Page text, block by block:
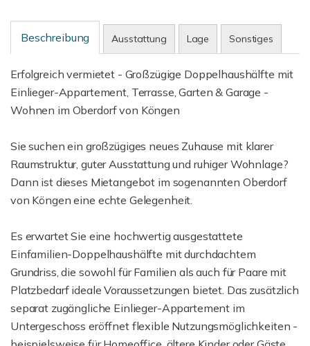
Beschreibung Ausstattung Lage Sonstiges
Erfolgreich vermietet - Großzügige Doppelhaushälfte mit
Einlieger-Appartement, Terrasse, Garten & Garage -
Wohnen im Oberdorf von Köngen
Sie suchen ein großzügiges neues Zuhause mit klarer
Raumstruktur, guter Ausstattung und ruhiger Wohnlage?
Dann ist dieses Mietangebot im sogenannten Oberdorf
von Köngen eine echte Gelegenheit.
Es erwartet Sie eine hochwertig ausgestattete
Einfamilien-Doppelhaushälfte mit durchdachtem
Grundriss, die sowohl für Familien als auch für Paare mit
Platzbedarf ideale Voraussetzungen bietet. Das zusätzlich
separat zugängliche Einlieger-Appartement im
Untergeschoss eröffnet flexible Nutzungsmöglichkeiten -